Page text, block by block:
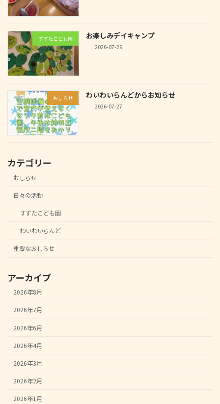
すずたこども園 お楽しみデイキャンプ
2026-07-29
おしらせ わいわいらんどからお知らせ
2026-07-27
カテゴリー
おしらせ
日々の活動
すずたこども園
わいわいらんど
重要なおしらせ
アーカイブ
2026年8月
2026年7月
2026年6月
2026年4月
2026年3月
2026年2月
2026年1月